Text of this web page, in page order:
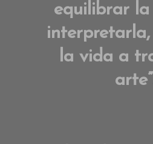
equilibrar
la vida a